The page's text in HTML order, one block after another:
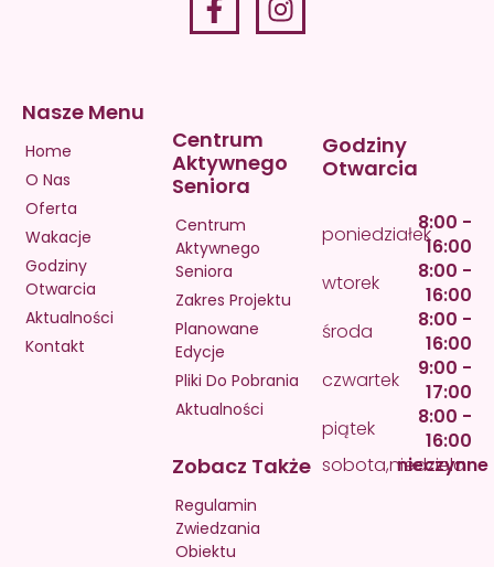
Nasze Menu
Home
O Nas
Oferta
Wakacje
Godziny
Otwarcia
Aktualności
Kontakt
Centrum
Aktywnego
Seniora
Centrum
Aktywnego
Seniora
Zakres Projektu
Planowane
Edycje
Pliki Do Pobrania
Aktualności
Zobacz Także
Regulamin
Zwiedzania
Obiektu
Godziny
Otwarcia
poniedziałek8:00 -
16:00
wtorek
8:00 -
16:00
środa
8:00 -
16:00
czwartek
9:00 -
17:00
piątek
8:00 -
16:00
sobota,niedziela
nieczynne